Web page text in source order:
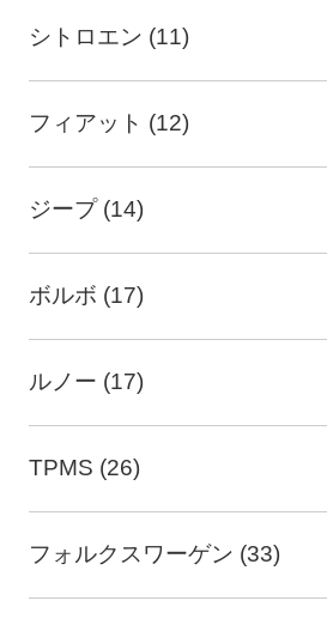
シトロエン (11)
フィアット (12)
ジープ (14)
ボルボ (17)
ルノー (17)
TPMS (26)
フォルクスワーゲン (33)